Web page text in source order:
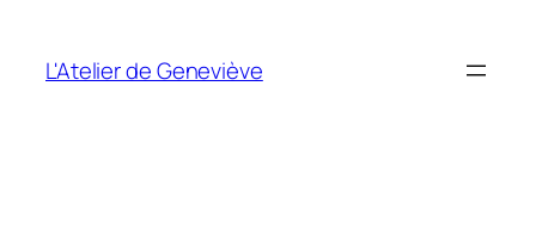
contenu
L'Atelier de Geneviève